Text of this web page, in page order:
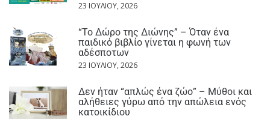
23 ΙΟΥΛΊΟΥ, 2026
“Το Δώρο της Διώνης” – Όταν ένα
παιδικό βιβλίο γίνεται η φωνή των
αδέσποτων
23 ΙΟΥΛΊΟΥ, 2026
Δεν ήταν “απλώς ένα ζώο” – Μύθοι και
αλήθειες γύρω από την απώλεια ενός
κατοικίδιου